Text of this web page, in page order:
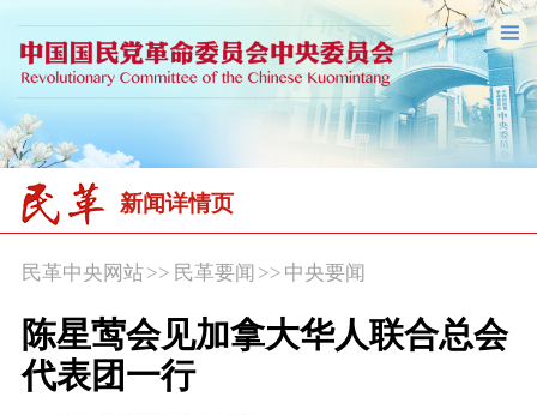
新闻详情页
民革中央网站>> 民革要闻 >> 中央要闻
陈星莺会见加拿大华人联合总会
代表团一行